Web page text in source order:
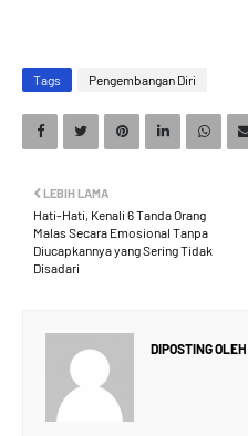
Tags Pengembangan Diri
LEBIH LAMA
Hati-Hati, Kenali 6 Tanda Orang
Malas Secara Emosional Tanpa
Diucapkannya yang Sering Tidak
Disadari
DIPOSTING OLEH